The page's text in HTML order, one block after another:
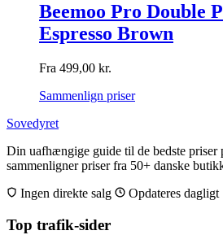
Beemoo Pro Double
Espresso Brown
Fra 499,00 kr.
Sammenlign priser
Sovedyret
Din uafhængige guide til de bedste
sammenligner priser fra 50+ danske
Ingen direkte salg
Opdateres dagligt
Top trafik-sider